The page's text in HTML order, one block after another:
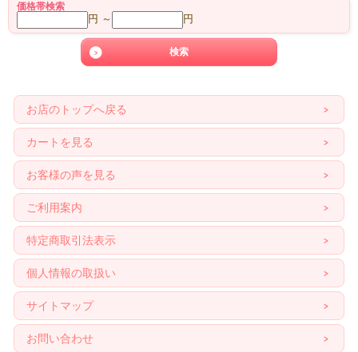
価格帯検索
円 ～ 円
お店のトップへ戻る
カートを見る
お客様の声を見る
ご利用案内
特定商取引法表示
個人情報の取扱い
サイトマップ
お問い合わせ